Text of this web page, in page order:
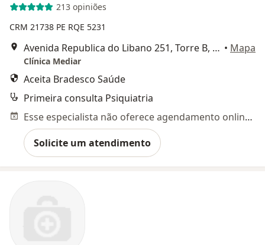
213 opiniões
CRM 21738 PE RQE 5231
Avenida Republica do Libano 251, Torre B, Sala 2301 a 2304. Empresarial Rio Mar Trade Center, Recife • Mapa
Clínica Mediar
Aceita Bradesco Saúde
Primeira consulta Psiquiatria
Esse especialista não oferece agendamento online para esse endereço.
Solicite um atendimento